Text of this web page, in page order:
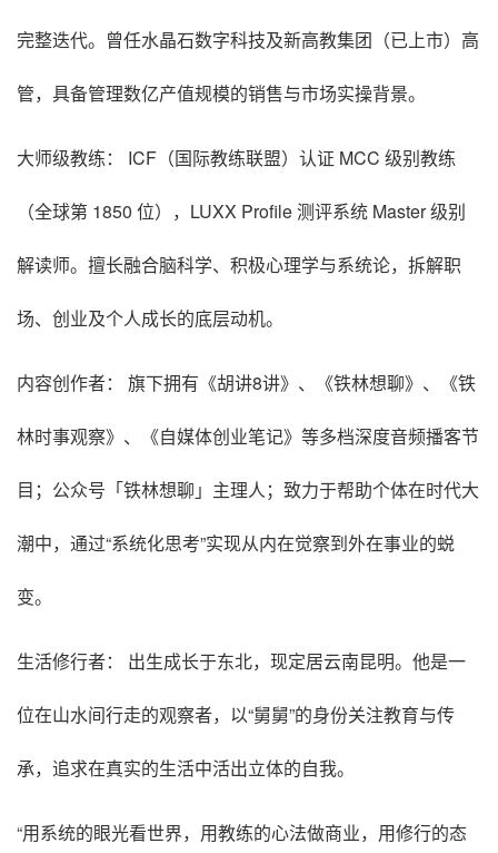
完整迭代。曾任水晶石数字科技及新高教集团（已上市）高
管，具备管理数亿产值规模的销售与市场实操背景。
大师级教练： ICF（国际教练联盟）认证 MCC 级别教练
（全球第 1850 位），LUXX Profile 测评系统 Master 级别
解读师。擅长融合脑科学、积极心理学与系统论，拆解职
场、创业及个人成长的底层动机。
内容创作者： 旗下拥有《胡讲8讲》、《铁林想聊》、《铁
林时事观察》、《自媒体创业笔记》等多档深度音频播客节
目；公众号「铁林想聊」主理人；致力于帮助个体在时代大
潮中，通过“系统化思考”实现从内在觉察到外在事业的蜕
变。
生活修行者： 出生成长于东北，现定居云南昆明。他是一
位在山水间行走的观察者，以“舅舅”的身份关注教育与传
承，追求在真实的生活中活出立体的自我。
“用系统的眼光看世界，用教练的心法做商业，用修行的态